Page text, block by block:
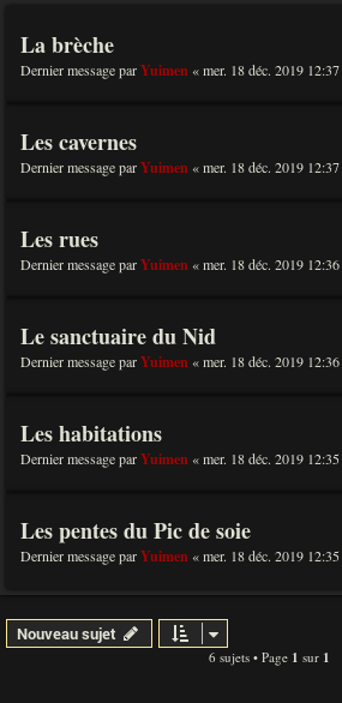
La brèche
Dernier message parYuimen «mer. 18 déc. 2019 12:37
Les cavernes
Dernier message parYuimen «mer. 18 déc. 2019 12:37
Les rues
Dernier message parYuimen «mer. 18 déc. 2019 12:36
Le sanctuaire du Nid
Dernier message parYuimen «mer. 18 déc. 2019 12:36
Les habitations
Dernier message parYuimen «mer. 18 déc. 2019 12:35
Les pentes du Pic de soie
Dernier message parYuimen «mer. 18 déc. 2019 12:35
Nouveau sujet
6 sujets • Page 1 sur 1